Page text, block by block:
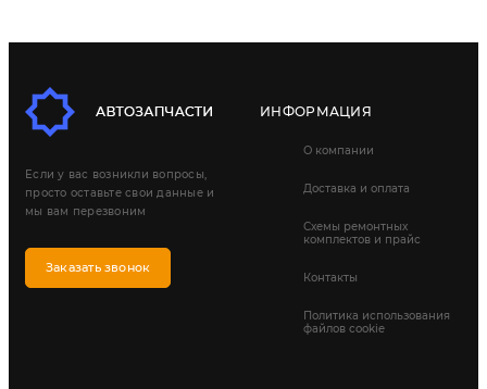
Если у вас возникли вопросы,
просто оставьте свои данные и
мы вам перезвоним
Заказать звонок
ИНФОРМАЦИЯ
О компании
Доставка и оплата
Схемы ремонтных
комплектов и прайс
Контакты
Политика использования
файлов cookie